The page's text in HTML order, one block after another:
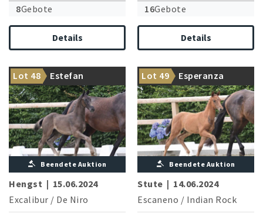
8Gebote
Details
16Gebote
Details
Lot 48 Estefan
Edler Beau aus einem Welt-
Stamm
Beendete Auktion
Hengst | 15.06.2024
Excalibur / De Niro
Lot 49 Esperanza
Brillante Tänzerin aus dem
Hause Escaneno
Beendete Auktion
Stute | 14.06.2024
Escaneno / Indian Rock